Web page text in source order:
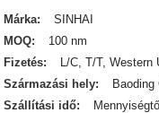
Márka:
SINHAI
MOQ:
100 nm
Fizetés:
L/C, T/T, Western
Származási hely:
Szállítási idő: